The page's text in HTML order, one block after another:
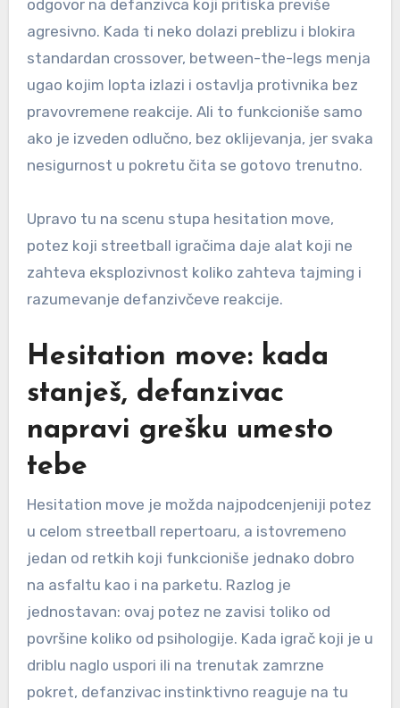
odgovor na defanzivca koji pritiska previše
agresivno. Kada ti neko dolazi preblizu i blokira
standardan crossover, between-the-legs menja
ugao kojim lopta izlazi i ostavlja protivnika bez
pravovremene reakcije. Ali to funkcioniše samo
ako je izveden odlučno, bez oklijevanja, jer svaka
nesigurnost u pokretu čita se gotovo trenutno.
Upravo tu na scenu stupa hesitation move,
potez koji streetball igračima daje alat koji ne
zahteva eksplozivnost koliko zahteva tajming i
razumevanje defanzivčeve reakcije.
Hesitation move: kada
stanješ, defanzivac
napravi grešku umesto
tebe
Hesitation move je možda najpodcenjeniji potez
u celom streetball repertoaru, a istovremeno
jedan od retkih koji funkcioniše jednako dobro
na asfaltu kao i na parketu. Razlog je
jednostavan: ovaj potez ne zavisi toliko od
površine koliko od psihologije. Kada igrač koji je u
driblu naglo uspori ili na trenutak zamrzne
pokret, defanzivac instinktivno reaguje na tu